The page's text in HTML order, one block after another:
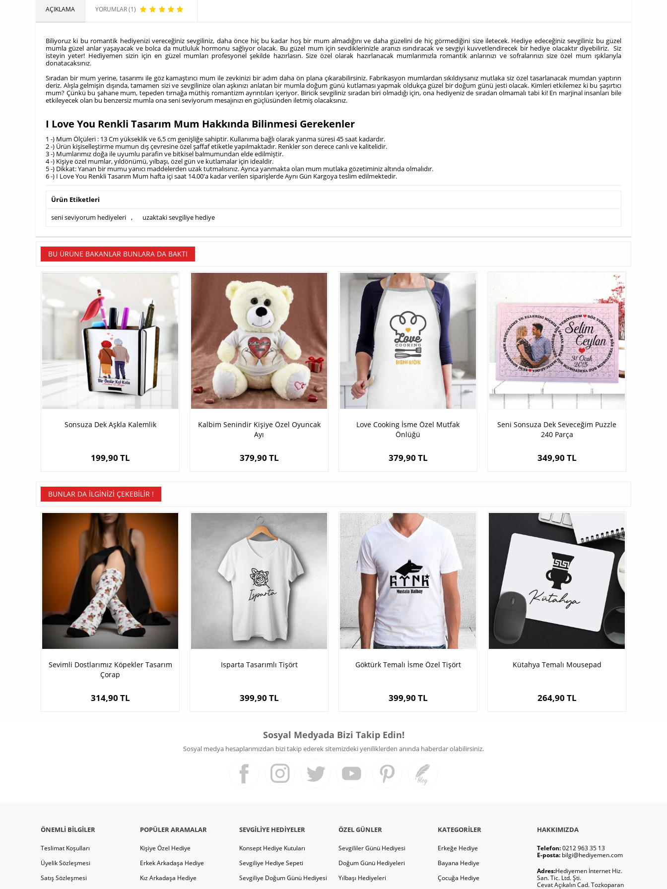
AÇIKLAMA YORUMLAR (1)
Biliyoruz ki bu romantik hediyenizi vereceğiniz sevgiliniz, daha önce hiç bu kadar hoş bir mum almadığını ve daha güzelini de hiç görmediğini size iletecek. Hediye edeceğiniz sevgiliniz bu güzel
mumla güzel anlar yaşayacak ve bolca da mutluluk hormonu sağlıyor olacak. Bu güzel mum için sevdiklerinizle aranızı ısındıracak ve sevgiyi kuvvetlendirecek bir hediye olacaktır diyebiliriz. Siz
isteyin yeter! Hediyemen sizin için en güzel mumları profesyonel şekilde hazırlasın. Size özel olarak hazırlanacak mumlarımızla romantik anlarınızı ve sofralarınızı size özel mum ışıklarıyla
donatacaksınız.
Sıradan bir mum yerine, tasarımı ile göz kamaştırıcı mum ile zevkinizi bir adım daha ön plana çıkarabilirsiniz. Fabrikasyon mumlardan sıkıldıysanız mutlaka siz özel tasarlanacak mumdan yaptırın
deriz. Alışla gelmişin dışında, tamamen sizi ve sevgilinize olan aşkınızı anlatan bir mumla doğum günü kutlaması yapmak oldukça güzel bir doğum günü jesti olacak. Kimleri etkilemez ki bu şaşırtıcı
mum? Çünkü bu şahane mum, tepeden tırnağa müthiş romantizm ayrıntıları içeriyor. Biricik sevgiliniz sıradan biri olmadığı için, ona hediyeniz de sıradan olmamalı tabi ki! En marjinal insanları bile
etkileyecek olan bu benzersiz mumla ona seni seviyorum mesajınızı en güçlüsünden iletmiş olacaksınız.
I Love You Renkli Tasarım Mum Hakkında Bilinmesi Gerekenler
1 -) Mum Ölçüleri : 13 Cm yükseklik ve 6,5 cm genişliğe sahiptir. Kullanıma bağlı olarak yanma süresi 45 saat kadardır.
2 -) Ürün kişiselleştirme mumun dış çevresine özel şaffaf etiketle yapılmaktadır. Renkler son derece canlı ve kalitelidir.
3 -) Mumlarımız doğa ile uyumlu parafin ve bitkisel balmumundan elde edilmiştir.
4 -) Kişiye özel mumlar, yıldönümü, yılbaşı, özel gün ve kutlamalar için idealdir.
5 -) Dikkat: Yanan bir mumu yanıcı maddelerden uzak tutmalısınız. Ayrıca yanmakta olan mum mutlaka gözetiminiz altında olmalıdır.
6 -) I Love You Renkli Tasarım Mum hafta içi saat 14.00'a kadar verilen siparişlerde Aynı Gün Kargoya teslim edilmektedir.
Ürün Etiketleri
seni seviyorum hediyeleri , uzaktaki sevgiliye hediye
BU ÜRÜNE BAKANLAR BUNLARA DA BAKTI
Sonsuza Dek Aşkla Kalemlik
199,90 TL
Kalbim Senindir Kişiye Özel Oyuncak
Ayı
379,90 TL
Love Cooking İsme Özel Mutfak
Önlüğü
379,90 TL
Seni Sonsuza Dek Seveceğim Puzzle
240 Parça
349,90 TL
BUNLAR DA İLGINIZI ÇEKEBILIR !
Sevimli Dostlarımız Köpekler Tasarım
Çorap
314,90 TL
Isparta Tasarımlı Tişört
399,90 TL
Göktürk Temalı İsme Özel Tişört
399,90 TL
Kütahya Temalı Mousepad
264,90 TL
Sosyal Medyada Bizi Takip Edin!
Sosyal medya hesaplarımızdan bizi takip ederek sitemizdeki yeniliklerden anında haberdar olabilirsiniz.
ÖNEMLI BILGILER
Teslimat Koşulları
Üyelik Sözleşmesi
Satış Sözleşmesi
POPÜLER ARAMALAR
Kişiye Özel Hediye
Erkek Arkadaşa Hediye
Kız Arkadaşa Hediye
SEVGILIYE HEDIYELER
Konsept Hediye Kutuları
Sevgiliye Hediye Sepeti
Sevgiliye Doğum Günü Hediyesi
ÖZEL GÜNLER
Sevgililer Günü Hediyesi
Doğum Günü Hediyeleri
Yılbaşı Hediyeleri
KATEGORILER
Erkeğe Hediye
Bayana Hediye
Çocuğa Hediye
HAKKIMIZDA
Telefon:0212 963 35 13
E-posta: bilgi@hediyemen.com
Adres:Hediyemen İnternet Hiz.
San. Tic. Ltd. Şti.
Cevat Açıkalın Cad. Tozkoparan